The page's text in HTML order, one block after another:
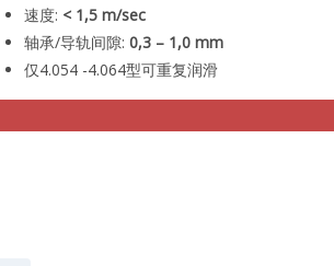
速度: < 1,5 m/sec
轴承/导轨间隙: 0,3 – 1,0 mm
仅4.054 -4.064型可重复润滑